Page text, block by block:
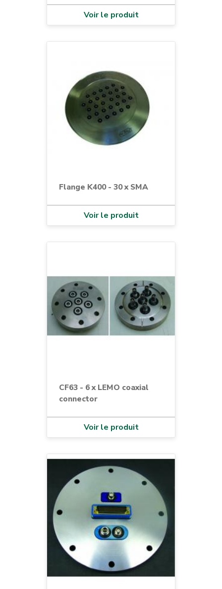
Voir le produit
Flange K400 - 30 x SMA
Voir le produit
CF63 - 6 x LEMO coaxial
connector
Voir le produit